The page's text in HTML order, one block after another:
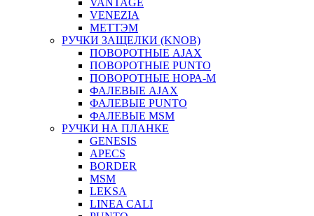
VENEZIA
МЕТТЭМ
РУЧКИ ЗАЩЕЛКИ (KNOB)
ПОВОРОТНЫЕ AJAX
ПОВОРОТНЫЕ PUNTO
ПОВОРОТНЫЕ НОРА-М
ФАЛЕВЫЕ AJAX
ФАЛЕВЫЕ PUNTO
ФАЛЕВЫЕ MSM
РУЧКИ НА ПЛАНКЕ
GENESIS
APECS
BORDER
MSM
LEKSA
LINEA CALI